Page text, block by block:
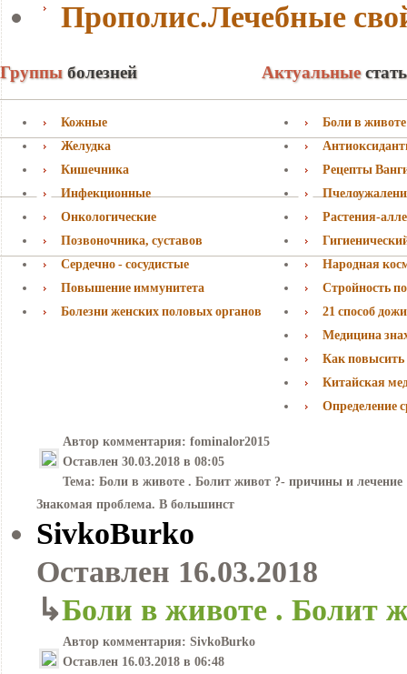
Прополис.Лечебные
Группы болезней
Кожные
Желудка
Кишечника
Инфекционные
Онкологические
Позвоночника, суставов
Сердечно - сосудистые
Повышение иммунитета
Болезни женских половых органов
Актуальные
Боли в животе
Рецепты
Растения-
Народная
Стройность
21 способ
Медицина
Как
Китайская
Определение
Автор комментария: fominalor2015
Оставлен 30.03.2018 в 08:05
Тема: Боли в животе . Болит живот ?- причины и лечение
Знакомая проблема. В большинст
SivkoBurko
Оставлен 16.03.2018
↳Боли в животе . Болит
Автор комментария: SivkoBurko
Оставлен 16.03.2018 в 06:48